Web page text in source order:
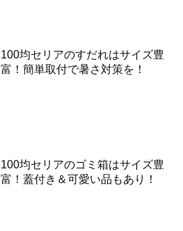
100均セリアのすだれはサイズ豊
富！簡単取付で暑さ対策を！
100均セリアのゴミ箱はサイズ豊
富！蓋付き＆可愛い品もあり！